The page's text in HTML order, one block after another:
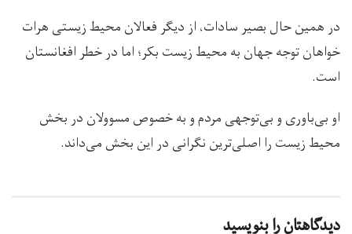
در همین حال بصیر سادات، از دیگر فعالان محیط زیستی هرات
خواهان توجه جهان به محیط زیست بکر؛ اما در خطر افغانستان
است.
او بی‌باوری و بی‌توجهی مردم و به خصوص مسوولان در بخش
محیط زیست را اصلی‌ترین نگرانی در این بخش می‌داند.
دیدگاهتان را بنویسید